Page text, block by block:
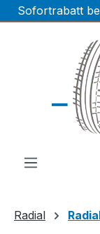
Zum Hauptinhalt
Sofortrabatt
Radial